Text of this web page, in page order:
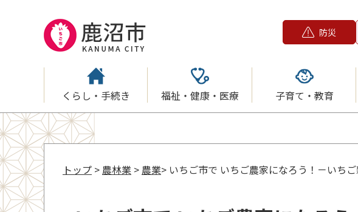
防災
くらし・手続き 福祉・健康・医療 子育て・教育
トップ > 農林業 > 農業> いちご市で いちご農家になろう！－いち